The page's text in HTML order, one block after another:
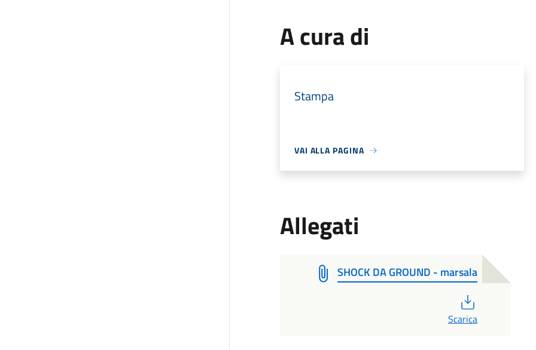
A cura di
Stampa
VAI ALLA PAGINA
Allegati
SHOCK DA GROUND - marsala
Scarica